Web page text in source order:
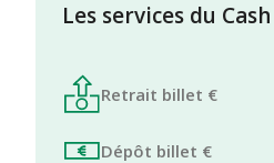
Les services du
Retrait billet €
Dépôt billet €